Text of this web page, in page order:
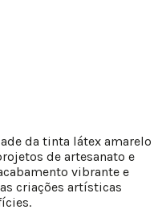
da tinta látex amarelo
de artesanato e
vibrante e
criações artísticas